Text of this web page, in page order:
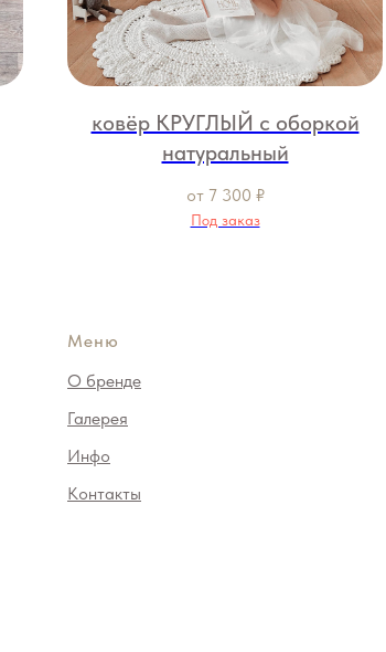
ковёр КРУГЛЫЙ с оборкой
натуральный
от 7 300 ₽
Под заказ
Меню
О бренде
Галерея
Инфо
Контакты